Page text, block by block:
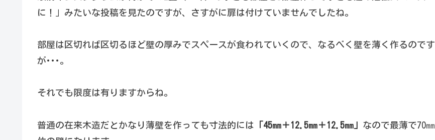
に！」みたいな投稿を見たのですが、さすがに扉は付けていませんでしたね。
部屋は区切れば区切るほど壁の厚みでスペースが食われていくので、なるべく壁を薄く作るのです
が･･･。
それでも限度は有りますからね。
普通の在来木造だとかなり薄壁を作っても寸法的には 「45㎜＋12.5㎜＋12.5㎜」 なので最薄で70㎜